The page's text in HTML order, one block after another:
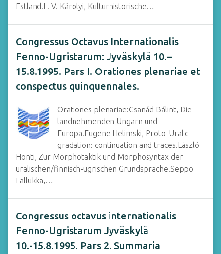
Estland.L. V. Károlyi, Kulturhistorische…
Congressus Octavus Internationalis
Fenno-Ugristarum: Jyväskylä 10.–
15.8.1995. Pars I. Orationes plenariae et
conspectus quinquennales.
Orationes plenariae:Csanád Bálint, Die
landnehmenden Ungarn und
Europa.Eugene Helimski, Proto-Uralic
gradation: continuation and traces.László
Honti, Zur Morphotaktik und Morphosyntax der
uralischen/finnisch-ugrischen Grundsprache.Seppo
Lallukka,…
Congressus octavus internationalis
Fenno-Ugristarum Jyväskylä
10.-15.8.1995. Pars 2. Summaria